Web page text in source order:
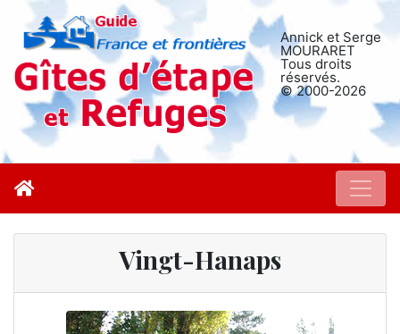
Annick et Serge
MOURARET
Tous droits
réservés.
© 2000-2026
Vingt-Hanaps